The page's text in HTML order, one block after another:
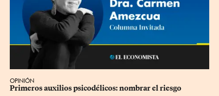
OPINIÓN
Primeros auxilios psicodélicos: nombrar el riesgo